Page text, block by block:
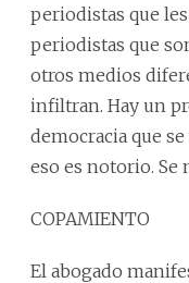
periodistas que
periodistas que
otros medios
infiltran. Hay un
democracia que
eso es notorio. Se
COPAMIENTO
El abogado